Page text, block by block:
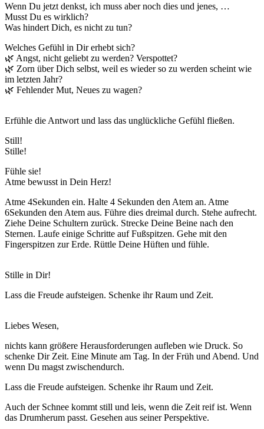
Wenn Du jetzt denkst, ich muss aber noch dies und jenes, …
Musst Du es wirklich?
Was hindert Dich, es nicht zu tun?
Welches Gefühl in Dir erhebt sich?
🌿 Angst, nicht geliebt zu werden? Verspottet?
🌿 Zorn über Dich selbst, weil es wieder so zu werden scheint wie
im letzten Jahr?
🌿 Fehlender Mut, Neues zu wagen?
Erfühle die Antwort und lass das unglückliche Gefühl fließen.
Still!
Stille!
Fühle sie!
Atme bewusst in Dein Herz!
Atme 4Sekunden ein. Halte 4 Sekunden den Atem an. Atme
6Sekunden den Atem aus. Führe dies dreimal durch. Stehe aufrecht.
Ziehe Deine Schultern zurück. Strecke Deine Beine nach den
Sternen. Laufe einige Schritte auf Fußspitzen. Gehe mit den
Fingerspitzen zur Erde. Rüttle Deine Hüften und fühle.
Stille in Dir!
Lass die Freude aufsteigen. Schenke ihr Raum und Zeit.
Liebes Wesen,
nichts kann größere Herausforderungen aufleben wie Druck. So
schenke Dir Zeit. Eine Minute am Tag. In der Früh und Abend. Und
wenn Du magst zwischendurch.
Lass die Freude aufsteigen. Schenke ihr Raum und Zeit.
Auch der Schnee kommt still und leis, wenn die Zeit reif ist. Wenn
das Drumherum passt. Gesehen aus seiner Perspektive.